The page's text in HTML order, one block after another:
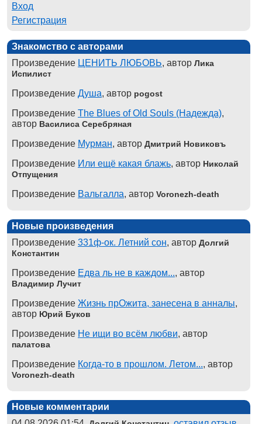
Вход
Регистрация
Знакомство с авторами
Произведение ЦЕНИТЬ ЛЮБОВЬ, автор Лика
Испилист
Произведение Душа, автор pogost
Произведение The Blues of Old Souls (Надежда),
автор Василиса Серебряная
Произведение Мурман, автор Дмитрий Новиковъ
Произведение Или ещё какая блажь, автор Николай
Отпущения
Произведение Вальгалла, автор Voronezh-death
Новые произведения
Произведение 331ф-ок. Летний сон, автор Долгий
Константин
Произведение Едва ль не в каждом..., автор
Владимир Лучит
Произведение Жизнь прОжита, занесена в анналы,
автор Юрий Буков
Произведение Не ищи во всём любви, автор
палатова
Произведение Когда-то в прошлом. Летом..., автор
Voronezh-death
Новые комментарии